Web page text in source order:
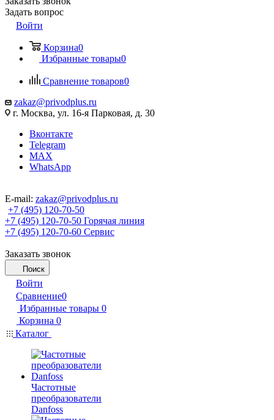
Задать вопрос
Войти
Корзина0
Избранные товары0
Сравнение товаров0
zakaz@privodplus.ru
г. Москва, ул. 16-я Парковая, д. 30
Вконтакте
Telegram
MAX
WhatsApp
E-mail: zakaz@privodplus.ru
+7 (495) 120-70-50
+7 (495) 120-70-50 Горячая линия
+7 (495) 120-70-60 Сервис
Заказать звонок
Поиск
Войти
Сравнение0
Избранные товары 0
Корзина 0
Каталог
Частотные
преобразователи
Danfoss